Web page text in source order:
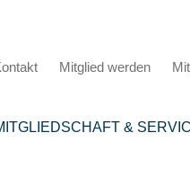
Mitglied werden
&